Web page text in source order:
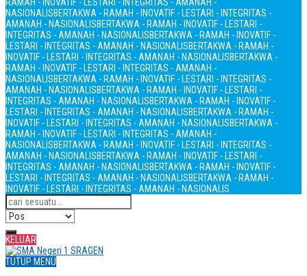
NASIONALISBERTAKWA - RAMAH - INOVATIF - LESTARI - INTEGRITAS -
AMANAH - NASIONALISBERTAKWA - RAMAH - INOVATIF - LESTARI -
INTEGRITAS - AMANAH - NASIONALISBERTAKWA - RAMAH - INOVATIF -
LESTARI - INTEGRITAS - AMANAH - NASIONALISBERTAKWA - RAMAH -
INOVATIF - LESTARI - INTEGRITAS - AMANAH - NASIONALISBERTAKWA -
RAMAH - INOVATIF - LESTARI - INTEGRITAS - AMANAH -
NASIONALISBERTAKWA - RAMAH - INOVATIF - LESTARI - INTEGRITAS -
AMANAH - NASIONALISBERTAKWA - RAMAH - INOVATIF - LESTARI -
INTEGRITAS - AMANAH - NASIONALISBERTAKWA - RAMAH - INOVATIF -
LESTARI - INTEGRITAS - AMANAH - NASIONALISBERTAKWA - RAMAH -
INOVATIF - LESTARI - INTEGRITAS - AMANAH - NASIONALISBERTAKWA -
RAMAH - INOVATIF - LESTARI - INTEGRITAS - AMANAH -
NASIONALISBERTAKWA - RAMAH - INOVATIF - LESTARI - INTEGRITAS -
AMANAH - NASIONALISBERTAKWA - RAMAH - INOVATIF - LESTARI -
INTEGRITAS - AMANAH - NASIONALISBERTAKWA - RAMAH - INOVATIF -
LESTARI - INTEGRITAS - AMANAH - NASIONALISBERTAKWA - RAMAH -
INOVATIF - LESTARI - INTEGRITAS - AMANAH - NASIONALIS
KELUAR
TUTUP MENU